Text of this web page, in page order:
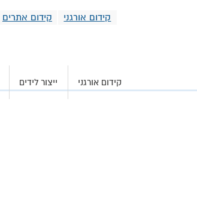
קידום אורגני קידום אתרים
קידום אורגני ייצור לידים